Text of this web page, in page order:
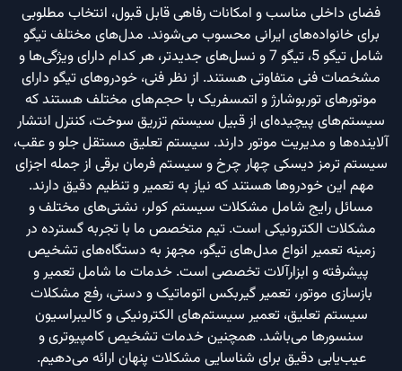
فضای داخلی مناسب و امکانات رفاهی قابل قبول، انتخاب مطلوبی
برای خانواده‌های ایرانی محسوب می‌شوند. مدل‌های مختلف تیگو
شامل تیگو 5، تیگو 7 و نسل‌های جدیدتر، هر کدام دارای ویژگی‌ها و
مشخصات فنی متفاوتی هستند. از نظر فنی، خودروهای تیگو دارای
موتورهای توربوشارژ و اتمسفریک با حجم‌های مختلف هستند که
سیستم‌های پیچیده‌ای از قبیل سیستم تزریق سوخت، کنترل انتشار
آلاینده‌ها و مدیریت موتور دارند. سیستم تعلیق مستقل جلو و عقب،
سیستم ترمز دیسکی چهار چرخ و سیستم فرمان برقی از جمله اجزای
مهم این خودروها هستند که نیاز به تعمیر و تنظیم دقیق دارند.
مسائل رایج شامل مشکلات سیستم کولر، نشتی‌های مختلف و
مشکلات الکترونیکی است. تیم متخصص ما با تجربه گسترده در
زمینه تعمیر انواع مدل‌های تیگو، مجهز به دستگاه‌های تشخیص
پیشرفته و ابزارآلات تخصصی است. خدمات ما شامل تعمیر و
بازسازی موتور، تعمیر گیربکس اتوماتیک و دستی، رفع مشکلات
سیستم تعلیق، تعمیر سیستم‌های الکترونیکی و کالیبراسیون
سنسورها می‌باشد. همچنین خدمات تشخیص کامپیوتری و
عیب‌یابی دقیق برای شناسایی مشکلات پنهان ارائه می‌دهیم.